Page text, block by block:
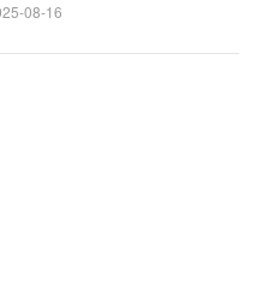
08-16